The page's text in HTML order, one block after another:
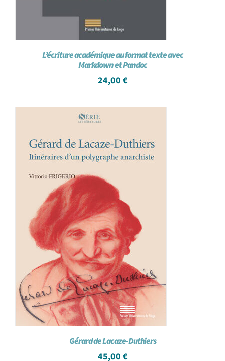
L’écriture académique au format texte avec
Markdown et Pandoc
24,00 €
Gérard de Lacaze-Duthiers
45,00 €